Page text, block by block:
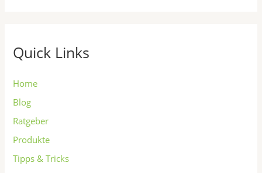
Quick Links
Home
Blog
Ratgeber
Produkte
Tipps & Tricks